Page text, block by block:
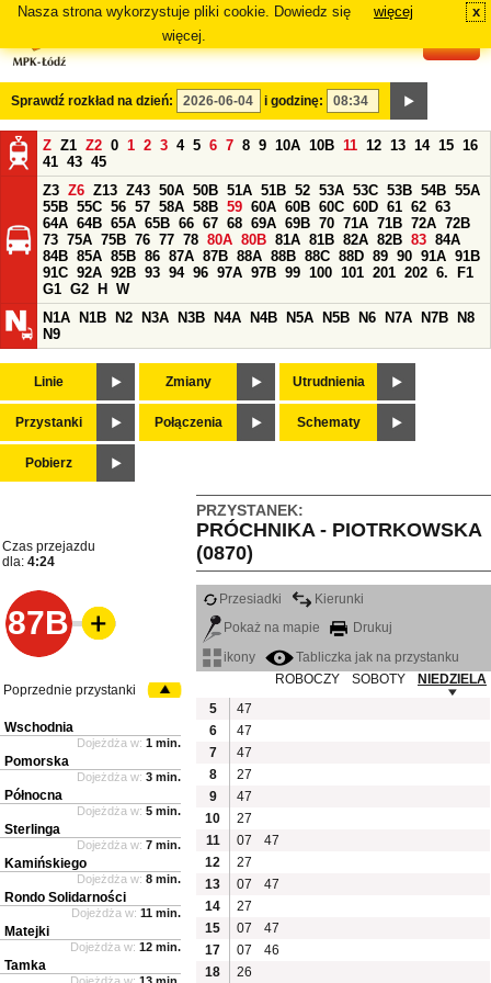
Nasza strona wykorzystuje pliki cookie. Dowiedz się
więcej.
więcej x
Sprawdź rozkład na dzień: i godzinę:
Z Z1 Z2 0 1 2 3 4 5 6 7 8 9 10A 10B 11 12 13 14 15 16
41 43 45
Z3 Z6 Z13 Z43 50A 50B 51A 51B 52 53A 53C 53B 54B 55A
55B 55C 56 57 58A 58B 59 60A 60B 60C 60D 61 62 63
64A 64B 65A 65B 66 67 68 69A 69B 70 71A 71B 72A 72B
73 75A 75B 76 77 78 80A 80B 81A 81B 82A 82B 83 84A
84B 85A 85B 86 87A 87B 88A 88B 88C 88D 89 90 91A 91B
91C 92A 92B 93 94 96 97A 97B 99 100 101 201 202 6.
F1
G1 G2 H
W
N1A
N1B N2 N3A N3B N4A N4B N5A N5B N6 N7A N7B
N8
N9
Linie Zmiany Utrudnienia
Przystanki Połączenia Schematy
Pobierz
PRZYSTANEK:
PRÓCHNIKA - PIOTRKOWSKA
(0870)
Czas przejazdu
dla: 4:24
87B
Przesiadki
Kierunki
Pokaż na mapie
Drukuj
ikony
Tabliczka jak na przystanku
ROBOCZY
SOBOTY
NIEDZIELA
5
47
6
47
7
47
8
27
9
47
10
27
11
07
47
12
27
13
07
47
14
27
15
07
47
17
07
46
18
26
Poprzednie przystanki
Wschodnia
Dojeżdża w: 1 min.
Pomorska
Dojeżdża w: 3 min.
Północna
Dojeżdża w: 5 min.
Sterlinga
Dojeżdża w: 7 min.
Kamińskiego
Dojeżdża w: 8 min.
Rondo Solidarności
Dojeżdża w: 11 min.
Matejki
Dojeżdża w: 12 min.
Tamka